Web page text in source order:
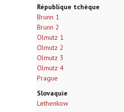
République tchèque
Brunn 1
Brunn 2
Olmutz 1
Olmutz 2
Olmutz 3
Olmutz 4
Prague
Slovaquie
Lethenkow